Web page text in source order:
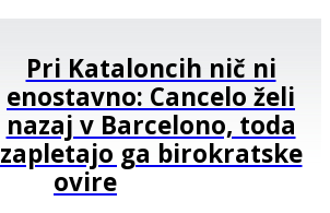
Pri Kataloncih nič ni
enostavno: Cancelo želi
nazaj v Barcelono, toda
zapletajo ga birokratske
ovire